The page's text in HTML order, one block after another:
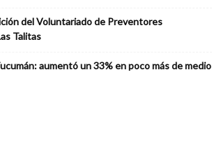
del Voluntariado de Preventores
Talitas
aumentó un 33% en poco más de medio